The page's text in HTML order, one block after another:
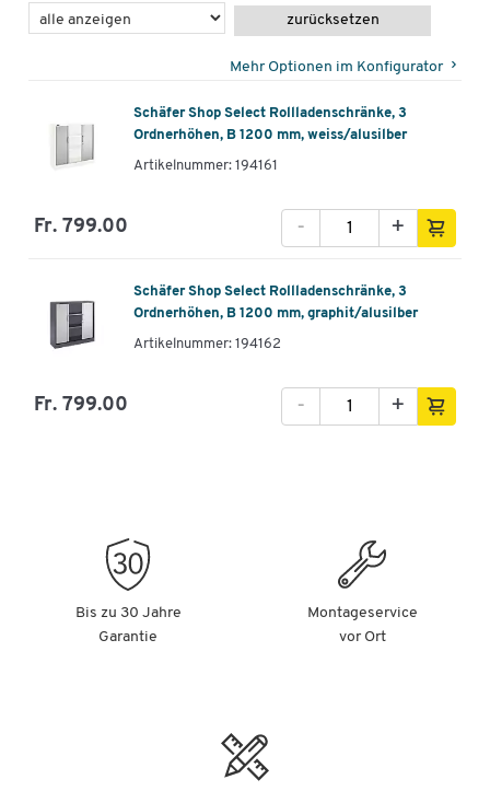
zurücksetzen
Mehr Optionen im Konfigurator
Schäfer Shop Select Rollladenschränke, 3
Ordnerhöhen, B 1200 mm, weiss/alusilber
Artikelnummer: 194161
Fr. 799.00 +
-
Schäfer Shop Select Rollladenschränke, 3
Ordnerhöhen, B 1200 mm, graphit/alusilber
Artikelnummer: 194162
Fr. 799.00 +
-
Bis zu 30 Jahre
Garantie
Montageservice
vor Ort